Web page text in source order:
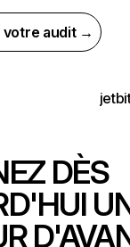
votre audit →
DÈS